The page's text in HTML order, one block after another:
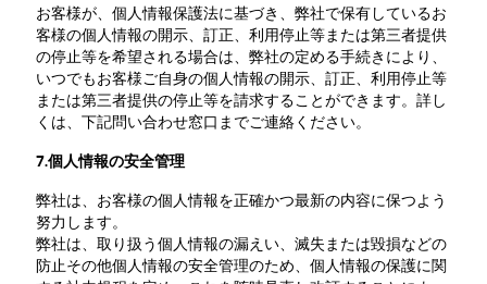
お客様が、個人情報保護法に基づき、弊社で保有しているお
客様の個人情報の開示、訂正、利用停止等または第三者提供
の停止等を希望される場合は、弊社の定める手続きにより、
いつでもお客様ご自身の個人情報の開示、訂正、利用停止等
または第三者提供の停止等を請求することができます。詳し
くは、下記問い合わせ窓口までご連絡ください。
7.個人情報の安全管理
弊社は、お客様の個人情報を正確かつ最新の内容に保つよう
努力します。
弊社は、取り扱う個人情報の漏えい、滅失または毀損などの
防止その他個人情報の安全管理のため、個人情報の保護に関